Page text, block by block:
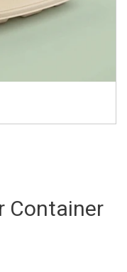
Container